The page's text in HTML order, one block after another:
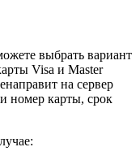
выбрать вариант
Visa и Master
на сервер
номер карты, срок